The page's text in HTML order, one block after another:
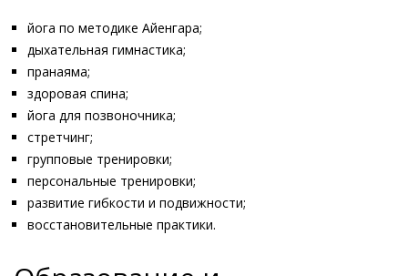
йога по методике Айенгара;
дыхательная гимнастика;
пранаяма;
здоровая спина;
йога для позвоночника;
стретчинг;
групповые тренировки;
персональные тренировки;
развитие гибкости и подвижности;
восстановительные практики.